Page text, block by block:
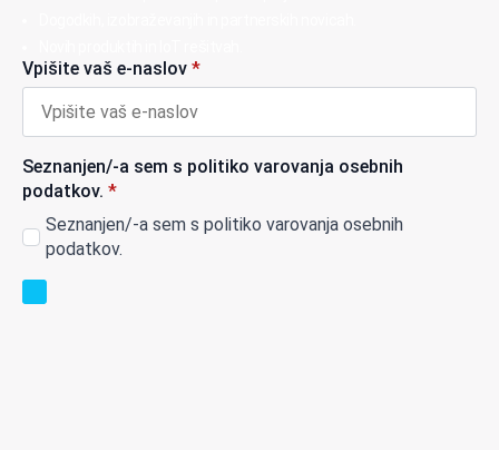
Vpišite vaš e-naslov *
Seznanjen/-a sem s politiko varovanja osebnih
podatkov. *
Seznanjen/-a sem s politiko varovanja osebnih
podatkov.